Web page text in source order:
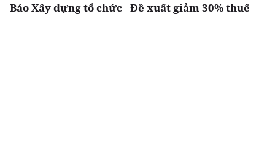
Báo Xây dựng tổ chức Đề xuất giảm 30% thuế